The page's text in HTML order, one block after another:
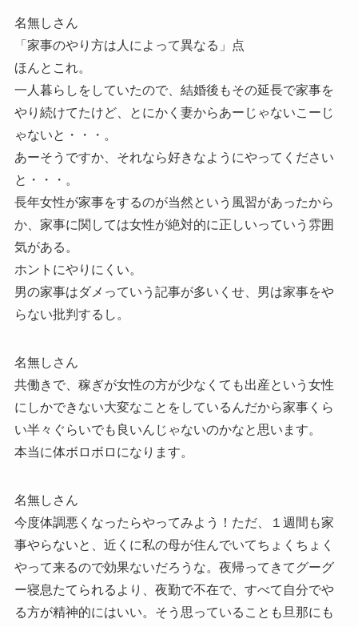
名無しさん
「家事のやり方は人によって異なる」点
ほんとこれ。
一人暮らしをしていたので、結婚後もその延長で家事を
やり続けてたけど、とにかく妻からあーじゃないこーじ
ゃないと・・・。
あーそうですか、それなら好きなようにやってください
と・・・。
長年女性が家事をするのが当然という風習があったから
か、家事に関しては女性が絶対的に正しいっていう雰囲
気がある。
ホントにやりにくい。
男の家事はダメっていう記事が多いくせ、男は家事をや
らない批判するし。
名無しさん
共働きで、稼ぎが女性の方が少なくても出産という女性
にしかできない大変なことをしているんだから家事くら
い半々ぐらいでも良いんじゃないのかなと思います。
本当に体ボロボロになります。
名無しさん
今度体調悪くなったらやってみよう！ただ、１週間も家
事やらないと、近くに私の母が住んでいてちょくちょく
やって来るので効果ないだろうな。夜帰ってきてグーグ
ー寝息たてられるより、夜勤で不在で、すべて自分でや
る方が精神的にはいい。そう思っていることも旦那にも